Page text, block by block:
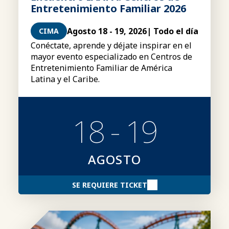
Entretenimiento Familiar 2026
CIMA Agosto 18 - 19, 2026| Todo el día
Conéctate, aprende y déjate inspirar en el
mayor evento especializado en Centros de
Entretenimiento Familiar de América
Latina y el Caribe.
18 - 19
AGOSTO
SE REQUIERE TICKET